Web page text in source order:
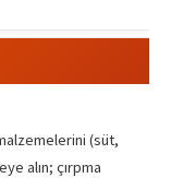
(süt,
alın; çırpma